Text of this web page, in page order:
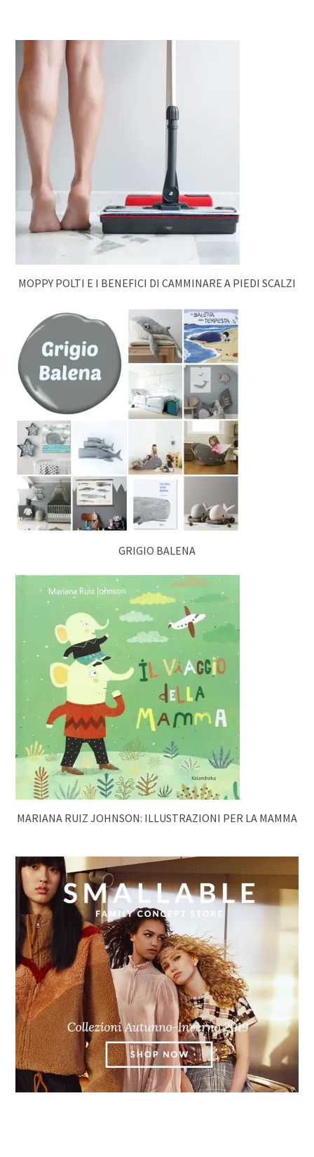
MOPPY POLTI E I BENEFICI DI CAMMINARE A PIEDI SCALZI
GRIGIO BALENA
MARIANA RUIZ JOHNSON: ILLUSTRAZIONI PER LA MAMMA